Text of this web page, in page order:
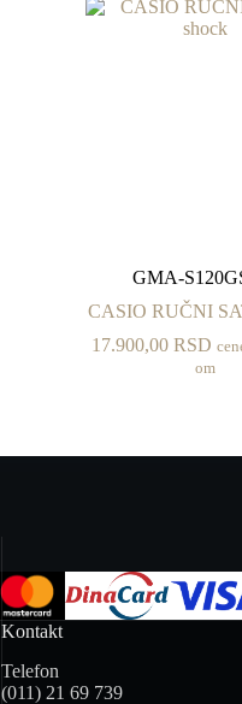
GMA-
CASIO RUČNI
17.900,00RSD
om
Kontakt
Telefon
(011) 21 69 739